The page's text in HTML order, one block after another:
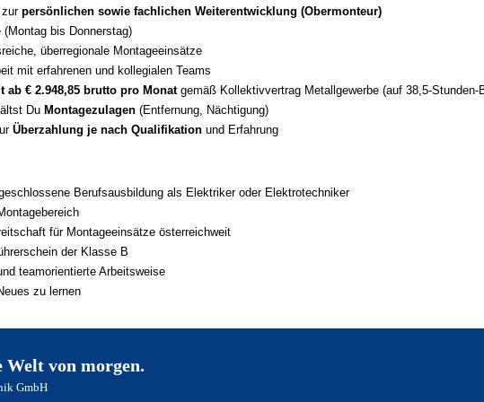
zur persönlichen sowie fachlichen Weiterentwicklung (Obermonteur)
(Montag bis Donnerstag)
überregionale Montageeinsätze
mit erfahrenen und kollegialen Teams
ab € 2.948,85 brutto pro Monatgemäß Kollektivvertrag Metallgewerbe (auf 38,5-Stunden-
Du Montagezulagen (Entfernung, Nächtigung)
Überzahlung je nach Qualifikation und Erfahrung
Berufsausbildung als Elektriker oder Elektrotechniker
für Montageeinsätze österreichweit
der Klasse B
teamorientierte Arbeitsweise
zu lernen
Welt von morgen.
GmbH